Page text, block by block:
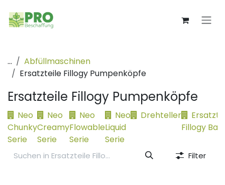
...
Abfüllmaschinen
Ersatzteile Fillogy Pumpenköpfe
Ersatzteile Fillogy Pumpenköpfe
Neo
Chunky
Serie
Neo
Creamy
Serie
Neo
Flowable
Serie
Neo
Liquid
Serie
Drehteller
Fillogy
Filter